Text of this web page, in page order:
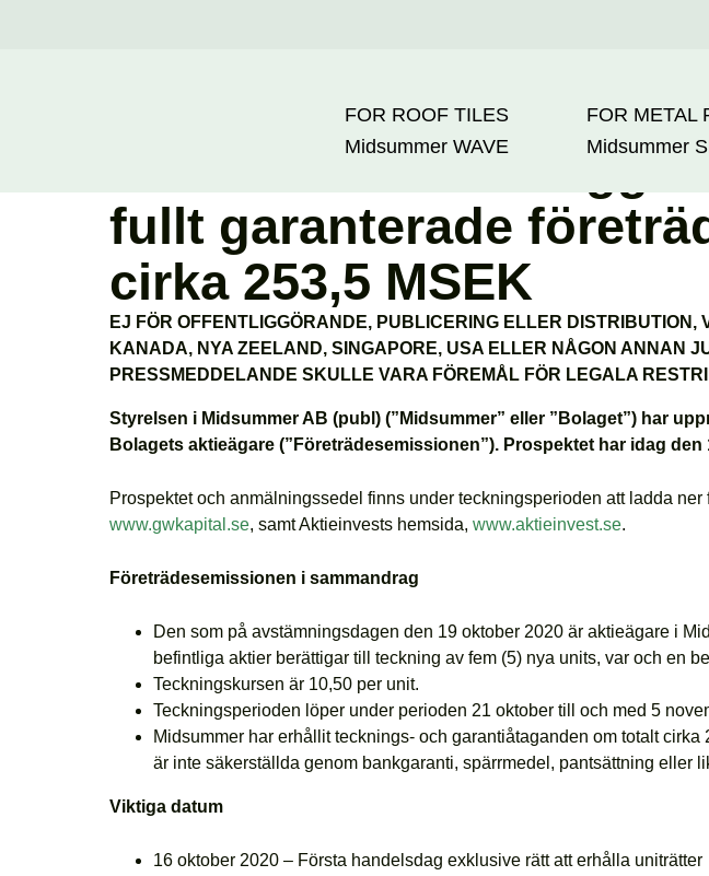
FOR ROOF TILES
Midsummer WAVE
FOR METAL
Midsummer
Midsummer
fullt garanterade
cirka 253,5 MSEK
EJ FÖR OFFENTLIGGÖRANDE, PUBLICERING ELLER
KANADA, NYA ZEELAND, SINGAPORE, USA ELLER NÅGON ANNAN
PRESSMEDDELANDE SKULLE VARA FÖREMÅL FÖR LEGALA
Styrelsen i Midsummer AB (publ) (”Midsummer” eller ”Bolaget”) har
Bolagets aktieägare (”Företrädesemissionen”). Prospektet har idag
Prospektet och anmälningssedel finns under teckningsperioden att ladda ner
www.gwkapital.se, samt Aktieinvests hemsida, www.aktieinvest.se.
Företrädesemissionen i sammandrag
Den som på avstämningsdagen den 19 oktober 2020 är aktieägare i
befintliga aktier berättigar till teckning av fem (5) nya units, var och en
Teckningskursen är 10,50 per unit.
Teckningsperioden löper under perioden 21 oktober till och med 5
Midsummer har erhållit tecknings- och garantiåtaganden om totalt cirka
är inte säkerställda genom bankgaranti, spärrmedel, pantsättning eller
Viktiga datum
16 oktober 2020 – Första handelsdag exklusive rätt att erhålla uniträtter